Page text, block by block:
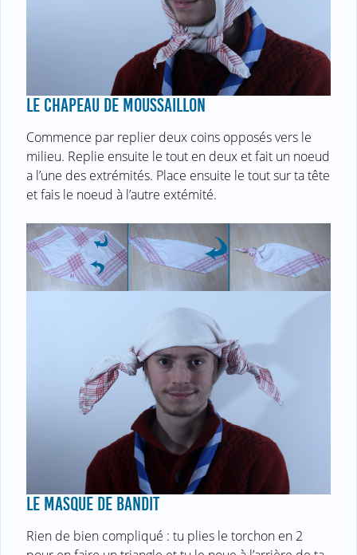
LE CHAPEAU DE MOUSSAILLON
Commence par replier deux coins opposés vers le
milieu. Replie ensuite le tout en deux et fait un noeud
a l’une des extrémités. Place ensuite le tout sur ta tête
et fais le noeud à l’autre extémité.
LE MASQUE DE BANDIT
Rien de bien compliqué : tu plies le torchon en 2